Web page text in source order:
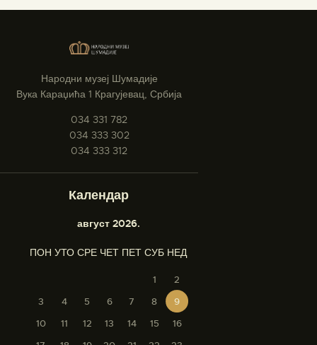
Народни музеј Шумадије
Вука Караџића 1 Крагујевац, Србија
034 331 782
034 333 302
034 333 312
Календар
август 2026.
ПОН УТО СРЕ ЧЕТ ПЕТ СУБ НЕД
1
2
3
4 5 6 7 8
9
10
11 12 13 14 15
16